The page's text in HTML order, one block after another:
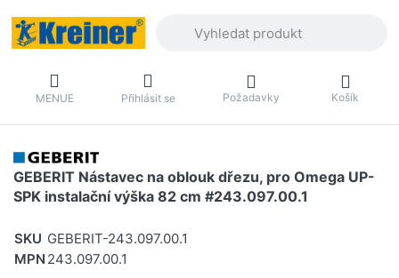
MENUE Přihlásit se Požadavky Košík
GEBERIT Nástavec na oblouk dřezu, pro Omega UP-
SPK instalační výška 82 cm #243.097.00.1
SKU GEBERIT-243.097.00.1
MPN 243.097.00.1